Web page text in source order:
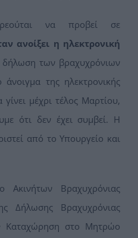
να προβεί σε
ανοίξει η ηλεκτρονική
δήλωση των βραχυχρόνιων
της ηλεκτρονικής
μέχρι τέλος Μαρτίου,
ότι δεν έχει συμβεί. Η
από το Υπουργείο και
Βραχυχρόνιας
Δήλωσης Βραχυχρόνιας
Καταχώρηση στο Μητρώο